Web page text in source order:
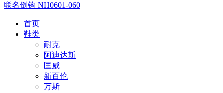
联名倒钩 NH0601-060
首页
鞋类
耐克
阿迪达斯
匡威
新百伦
万斯